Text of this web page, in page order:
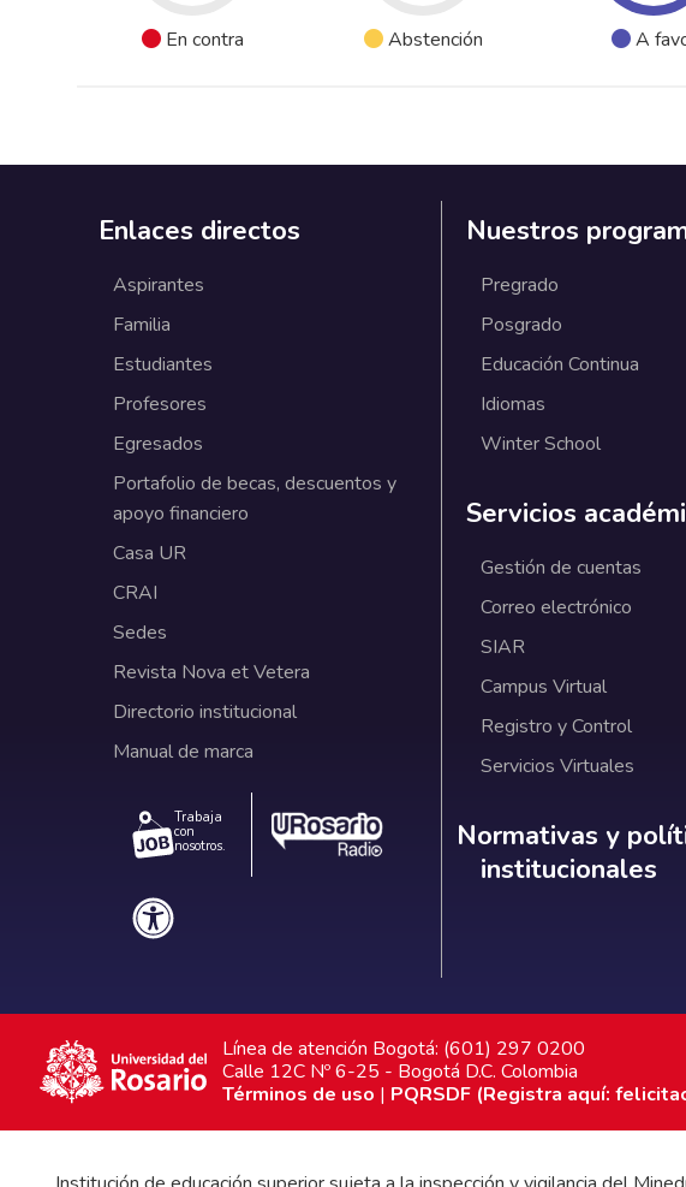
En contra Abstención A
Enlaces directos
Aspirantes
Familia
Estudiantes
Profesores
Egresados
Portafolio de becas, descuentos y
apoyo financiero
Casa UR
CRAI
Sedes
Revista Nova et Vetera
Directorio institucional
Manual de marca
Trabaja
con
nosotros.
Nuestros
Pregrado
Posgrado
Educación Continua
Idiomas
Winter School
Servicios
Gestión de cuentas
Correo electrónico
SIAR
Campus Virtual
Registro y Control
Servicios Virtuales
Normativas y
Normativas y
institucionales
Línea de atención Bogotá: (601) 297 0200
Calle 12C Nº 6-25 - Bogotá D.C. Colombia
Términos de uso | PQRSDF (Registra aquí: